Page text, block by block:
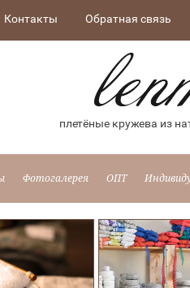
Контакты Обратная связь
плетёные кружева из
Фотогалерея ОПТ